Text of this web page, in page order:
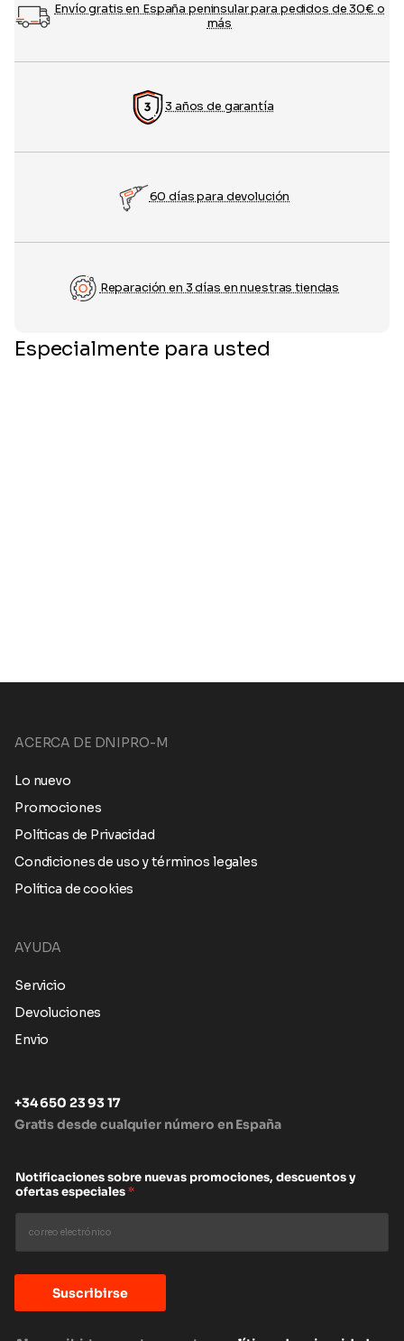
Envío gratis en España peninsular para pedidos de 30€ o
más
3 años de garantía
60 días para devolución
Reparación en 3 días en nuestras tiendas
Especialmente para usted
ACERCA DE DNIPRO-M
Lo nuevo
Promociones
Políticas de Privacidad
Condiciones de uso y términos legales
Política de cookies
AYUDA
Servicio
Devoluciones
Envio
+34 650 23 93 17
Gratis desde cualquier número en España
Notificaciones sobre nuevas promociones, descuentos y
ofertas especiales*
Suscribirse